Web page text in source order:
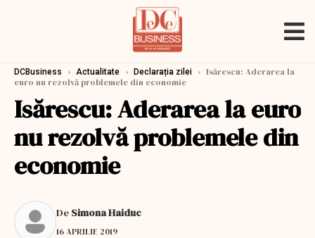
DCBusiness › Actualitate › Declarația zilei › Isărescu: Aderarea la
euro nu rezolvă problemele din economie
Isărescu: Aderarea la euro
nu rezolvă problemele din
economie
De Simona Haiduc
16 APRILIE 2019